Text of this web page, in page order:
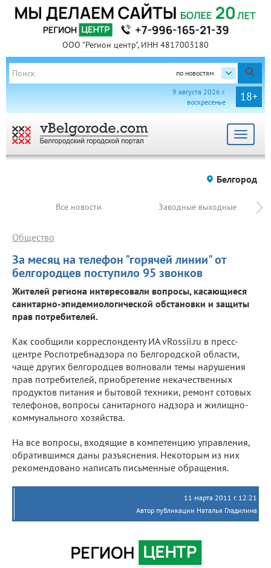
ООО "Регион центр", ИНН 4817003180
по новостям
18+
9 августа 2026 г.
воскресенье
Toggle
Белгород
Все новости Заводные выходные
За месяц на телефон "горячей линии" от
белгородцев поступило 95 звонков
Общество
Жителей региона интересовали вопросы, касающиеся
санитарно-эпидемиологической обстановки и защиты
прав потребителей.
Как сообщили корреспонденту ИА vRossii.ru в пресс-
центре Роспотребнадзора по Белгородской области,
чаще других белгородцев волновали темы нарушения
прав потребителей, приобретение некачественных
продуктов питания и бытовой техники, ремонт сотовых
телефонов, вопросы санитарного надзора и жилищно-
коммунального хозяйства.
На все вопросы, входящие в компетенцию управления,
обратившимся даны разъяснения. Некоторым из них
рекомендовано написать письменные обращения.
11 марта 2011 г. 12:21
Автор публикации Наталья Гладилина